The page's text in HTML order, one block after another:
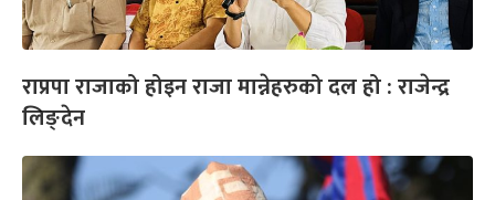
राप्रपा राजाको होइन राजा मान्नेहरुको दल हो : राजेन्द्र
लिङ्देन